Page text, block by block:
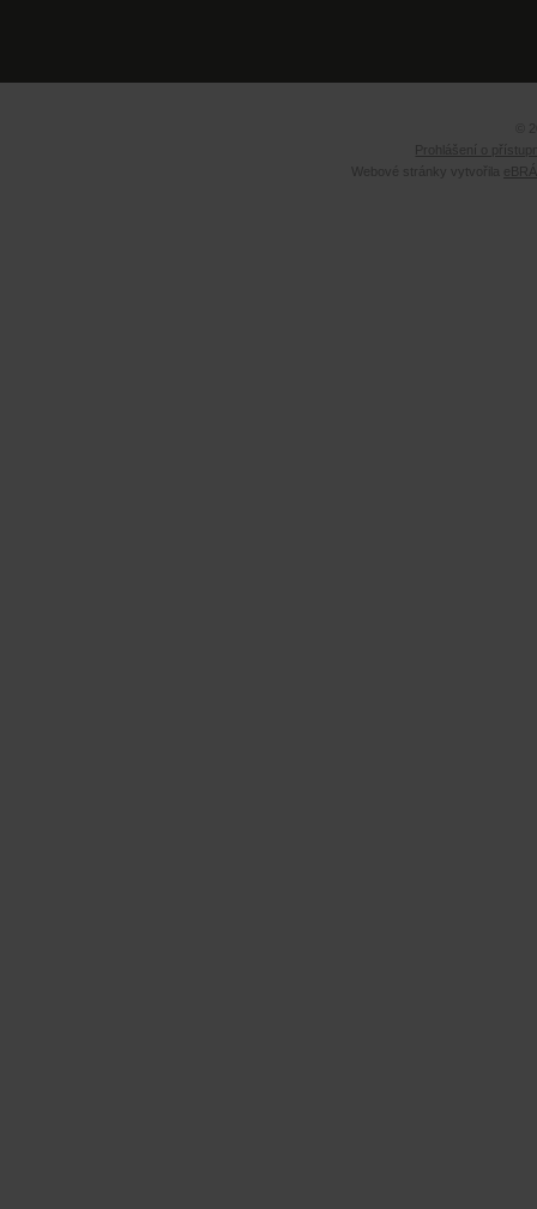
Prohlášení o
Webové stránky vytvořila